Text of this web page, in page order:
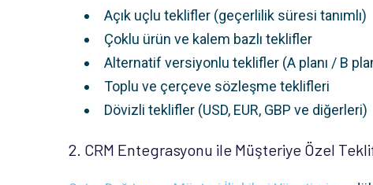
Açık uçlu teklifler (geçerlilik süresi tanımlı)
Çoklu ürün ve kalem bazlı teklifler
Alternatif versiyonlu teklifler (A planı / B
Toplu ve çerçeve sözleşme teklifleri
Dövizli teklifler (USD, EUR, GBP ve diğerleri)
2. CRM Entegrasyonu ile Müşteriye Özel